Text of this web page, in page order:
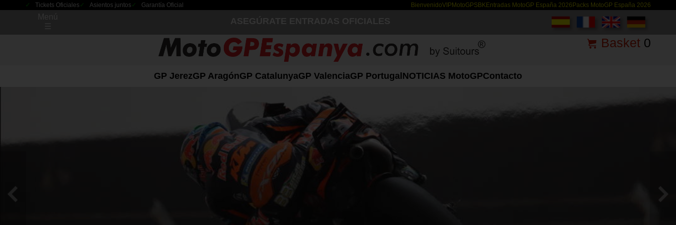
Tickets Oficiales Asientos juntos Garantía Oficial BienvenidoVIP MotoGPSBKEntradas MotoGP España 2026 Packs MotoGP España 2026
Basket 0
GP JerezGP AragónGP CatalunyaGP ValenciaGP PortugalNOTICIAS MotoGPContacto